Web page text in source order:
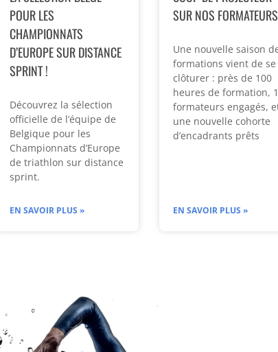
POUR LES
CHAMPIONNATS
D’EUROPE SUR DISTANCE
SPRINT !
Découvrez la sélection
officielle de l’équipe de
Belgique pour les
Championnats d’Europe
de triathlon sur distance
sprint.
EN SAVOIR PLUS »
SUR NOS FORMATEURS
Une nouvelle saison
formations vient de se
clôturer : près de 100
heures de formation,
formateurs engagés,
une nouvelle cohorte
d’encadrants prêts
EN SAVOIR PLUS »